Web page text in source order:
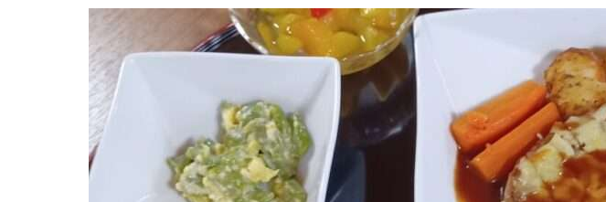
8月になりました!！ 台風一過🌀
特別養護老人
ホーム ここ
ろの杜
こころの杜・
ショートステ
イ
協力施設・関連施設